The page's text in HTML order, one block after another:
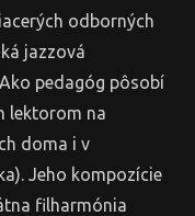
odborných
jazzová
pedagóg pôsobí
lektorom na
doma i v
Jeho kompozície
filharmónia